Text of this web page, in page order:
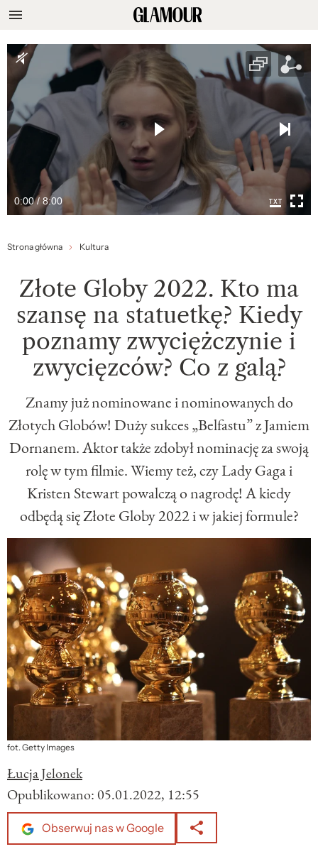
0:00 / 8:00
Strona główna Kultura
Złote Globy 2022. Kto ma
szansę na statuetkę? Kiedy
poznamy zwyciężczynie i
zwycięzców? Co z galą?
Znamy już nominowane i nominowanych do
Złotych Globów! Duży sukces „Belfastu” z Jamiem
Dornanem. Aktor także zdobył nominację za swoją
rolę w tym filmie. Wiemy też, czy Lady Gaga i
Kristen Stewart powalczą o nagrodę! A kiedy
odbędą się Złote Globy 2022 i w jakiej formule?
fot. Getty Images
Łucja Jelonek
Opublikowano: 05.01.2022, 12:55
Obserwuj nas w Google